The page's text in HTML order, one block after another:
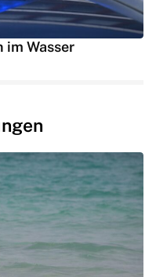
im Wasser